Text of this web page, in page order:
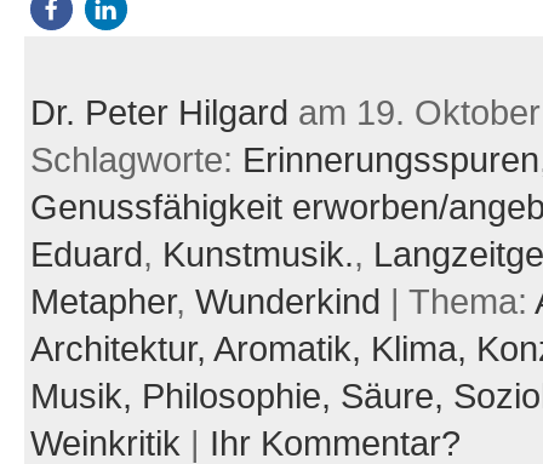
Dr. Peter Hilgard am 19.
Schlagworte: Erinnerungsspuren
Genussfähigkeit erworben/
Eduard, Kunstmusik.,
Metapher, Wunderkind | Thema:
Architektur, Aromatik, Klima,
Musik, Philosophie, Säure,
Weinkritik | Ihr Kommentar?